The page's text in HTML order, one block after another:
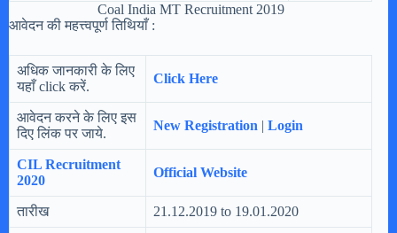
Coal India MT Recruitment 2019
आवेदन की महत्त्वपूर्ण तिथियाँ :
अधिक जानकारी के लिए
यहाँ click करें.
Click Here
आवेदन करने के लिए इस
दिए लिंक पर जाये.
New Registration | Login
CIL Recruitment
2020
Official Website
तारीख 21.12.2019 to 19.01.2020